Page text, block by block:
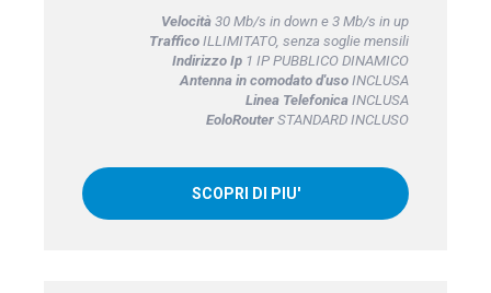
Velocità30 Mb/s in down e 3 Mb/s in up
TrafficoILLIMITATO, senza soglie mensili
Indirizzo Ip1 IP PUBBLICO DINAMICO
Antenna in comodato d'usoINCLUSA
Linea TelefonicaINCLUSA
EoloRouterSTANDARD INCLUSO
SCOPRI DI PIU'